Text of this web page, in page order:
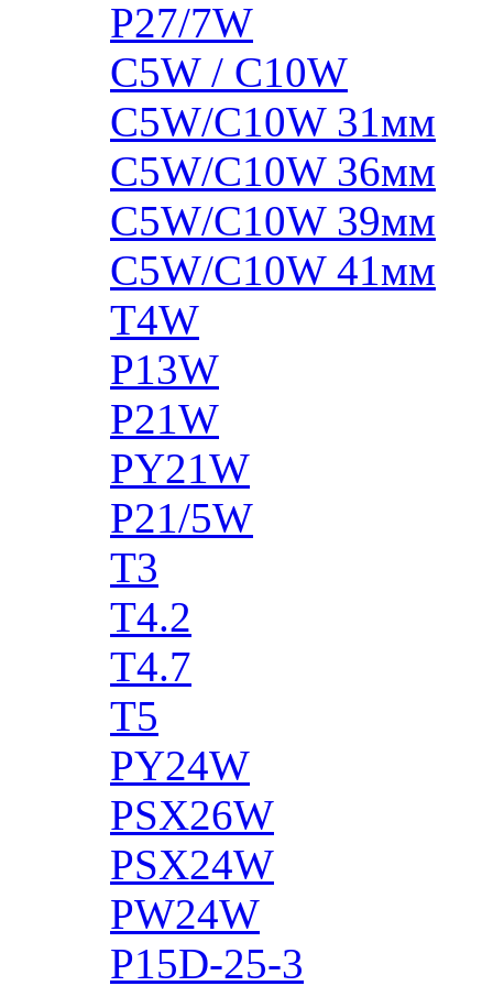
P27/7W
C5W / C10W
C5W/C10W 31мм
C5W/C10W 36мм
C5W/C10W 39мм
C5W/C10W 41мм
T4W
P13W
P21W
PY21W
P21/5W
T3
T4.2
T4.7
T5
PY24W
PSX26W
PSX24W
PW24W
P15D-25-3